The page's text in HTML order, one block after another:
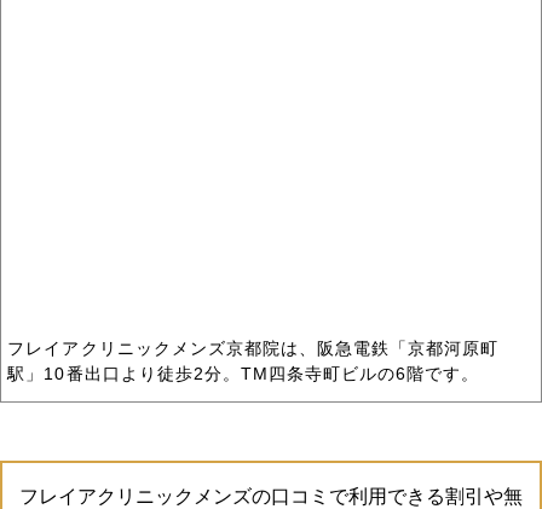
フレイアクリニックメンズ京都院は、阪急電鉄「京都河原町
駅」10番出口より徒歩2分。TM四条寺町ビルの6階です。
フレイアクリニックメンズの口コミで利用できる割引や無